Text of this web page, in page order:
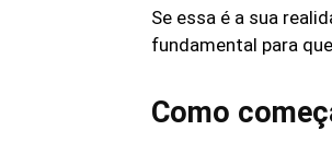
Se essa é a sua
fundamental para
Como